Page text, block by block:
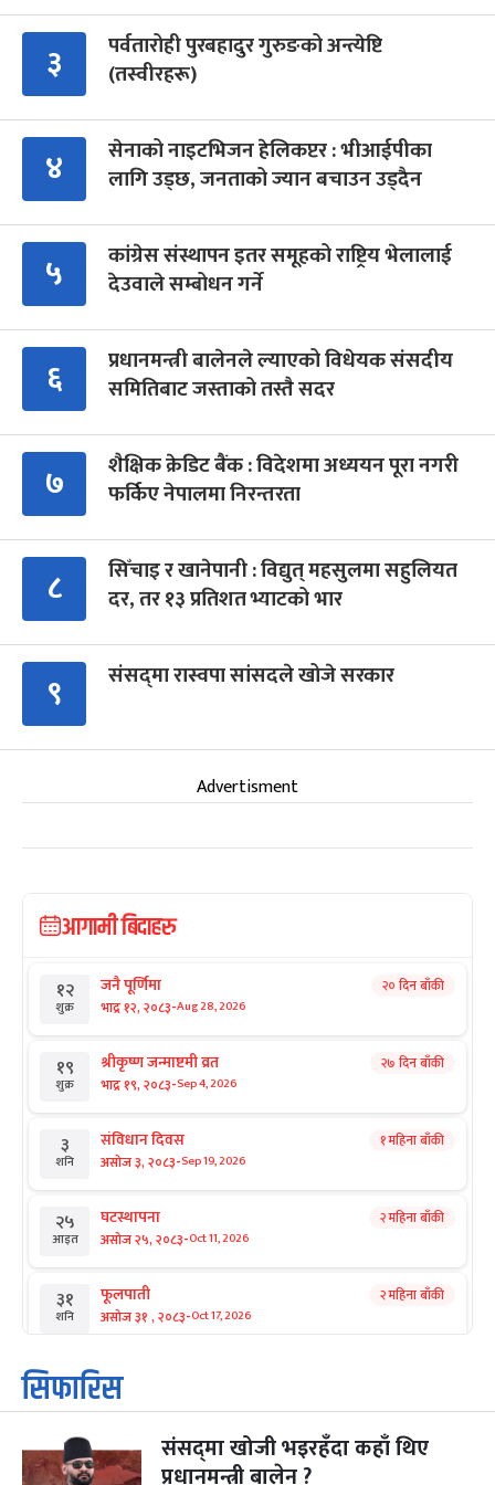
३
पर्वतारोही पुरबहादुर गुरुङको अन्त्येष्टि
(तस्वीरहरू)
४
सेनाको नाइटभिजन हेलिकप्टर : भीआईपीका
लागि उड्छ, जनताको ज्यान बचाउन उड्दैन
५
कांग्रेस संस्थापन इतर समूहको राष्ट्रिय भेलालाई
देउवाले सम्बोधन गर्ने
६
प्रधानमन्त्री बालेनले ल्याएको विधेयक संसदीय
समितिबाट जस्ताको तस्तै सदर
७
शैक्षिक क्रेडिट बैंक : विदेशमा अध्ययन पूरा नगरी
फर्किए नेपालमा निरन्तरता
८
सिँचाइ र खानेपानी : विद्युत् महसुलमा सहुलियत
दर, तर १३ प्रतिशत भ्याटको भार
९ संसद्‍मा रास्वपा सांसदले खोजे सरकार
Advertisment
आगामी बिदाहरु
१२
शुक्र
जनै पूर्णिमा
भाद्र १२, २०८३-Aug 28, 2026
२० दिन बाँकी
१९
शुक्र
श्रीकृष्ण जन्माष्टमी व्रत
भाद्र १९, २०८३-Sep 4, 2026
२७ दिन बाँकी
३
शनि
संविधान दिवस
असोज ३, २०८३-Sep 19, 2026
१ महिना बाँकी
२५
आइत
घटस्थापना
असोज २५, २०८३-Oct 11, 2026
२ महिना बाँकी
३१
शनि
फूलपाती
असोज ३१ , २०८३-Oct 17, 2026
२ महिना बाँकी
१
आइत
कार्तिक सङ्क्रान्ति
कार्तिक १, २०८३
३
मंगल
महानवमी
कार्तिक ३, २०८३-Oct 20, 2026
२ महिना बाँकी
सिफारिस
संसद्‌मा खोजी भइरहँदा कहाँ थिए